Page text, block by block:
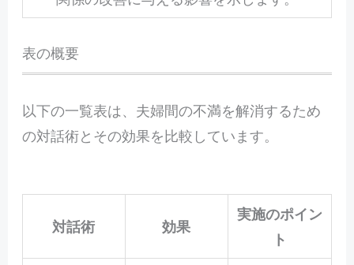
表の概要
以下の一覧表は、夫婦間の不満を解消するため
の対話術とその効果を比較しています。
対話術 効果
実施のポイン
ト